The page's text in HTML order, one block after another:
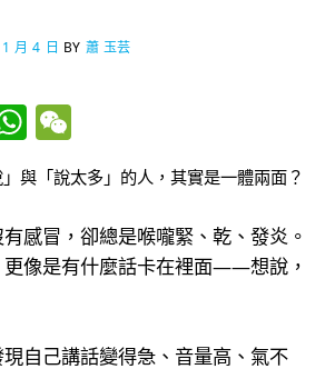
月 4 日 BY 蕭 玉芸
WhatsApp
與「說太多」的人，其實是一體兩面？
感冒，卻總是喉嚨緊、乾、發炎。
更像是有什麼話卡在裡面——想說，
自己講話變得急、音量高、氣不